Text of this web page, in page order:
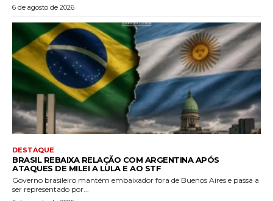
6 de agosto de 2026
DESTAQUE
BRASIL REBAIXA RELAÇÃO COM ARGENTINA APÓS
ATAQUES DE MILEI A LULA E AO STF
Governo brasileiro mantém embaixador fora de Buenos Aires e passa a
ser representado por...